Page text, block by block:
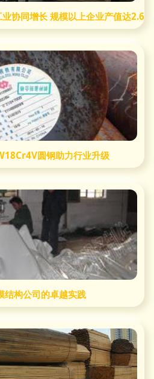
协同增长 规模以上企业产值达2.68
圆钢助力行业升级
结构公司的卓越实践